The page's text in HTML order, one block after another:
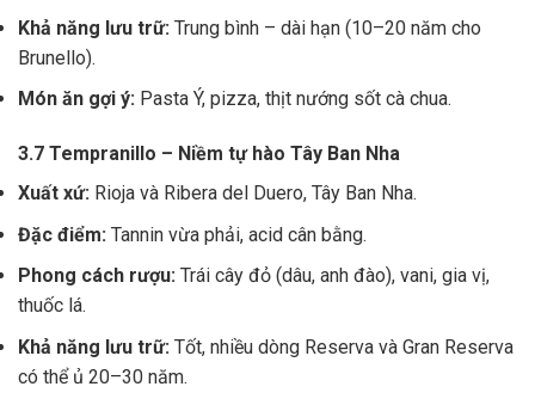
Khả năng lưu trữ: Trung bình – dài hạn (10–20 năm cho
Brunello).
Món ăn gợi ý: Pasta Ý, pizza, thịt nướng sốt cà chua.
3.7 Tempranillo – Niềm tự hào Tây Ban Nha
Xuất xứ: Rioja và Ribera del Duero, Tây Ban Nha.
Đặc điểm: Tannin vừa phải, acid cân bằng.
Phong cách rượu: Trái cây đỏ (dâu, anh đào), vani, gia vị,
thuốc lá.
Khả năng lưu trữ: Tốt, nhiều dòng Reserva và Gran Reserva
có thể ủ 20–30 năm.